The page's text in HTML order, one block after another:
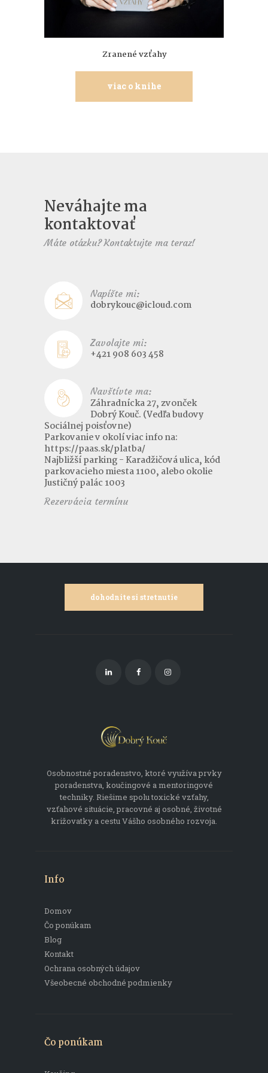
Zranené vzťahy
viac o knihe
Neváhajte ma
kontaktovať
Máte otázku? Kontaktujte ma teraz!
Napíšte mi:
dobrykouc@icloud.com
Zavolajte mi:
+421 908 603 458
Navštívte ma:
Záhradnícka 27, zvonček
Dobrý Kouč. (Vedľa budovy
Sociálnej poisťovne)
Parkovanie v okolí viac info na:
https://paas.sk/platba/
Najbližší parking - Karadžičová ulica, kód
parkovacieho miesta 1100, alebo okolie
Justičný palác 1003
Rezervácia termínu
dohodnite si stretnutie
Osobnostné poradenstvo, ktoré využíva prvky
poradenstva, koučingové a mentoringové
techniky. Riešime spolu toxické vzťahy,
vzťahové situácie, pracovné aj osobné, životné
križovatky a cestu Vášho osobného rozvoja.
Info
Domov
Čo ponúkam
Blog
Kontakt
Ochrana osobných údajov
Všeobecné obchodné podmienky
Čo ponúkam